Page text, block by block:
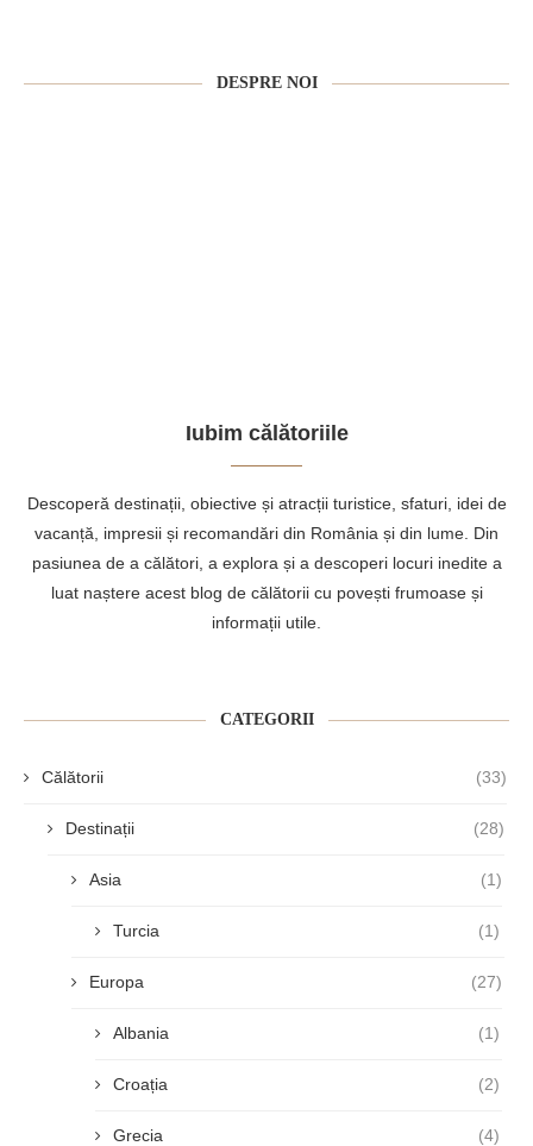
DESPRE NOI
Iubim călătoriile
Descoperă destinații, obiective și atracții turistice, sfaturi, idei de
vacanță, impresii și recomandări din România și din lume. Din
pasiunea de a călători, a explora și a descoperi locuri inedite a
luat naștere acest blog de călătorii cu povești frumoase și
informații utile.
CATEGORII
Călătorii (33)
Destinații (28)
Asia (1)
Turcia (1)
Europa (27)
Albania (1)
Croația (2)
Grecia (4)